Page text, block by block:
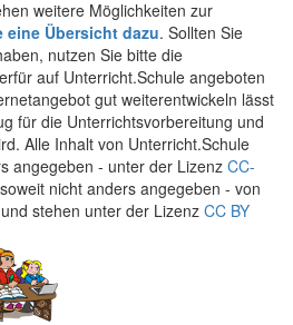
weitere Möglichkeiten zur
eine Übersicht dazu. Sollten Sie
nutzen Sie bitte die
auf Unterricht.Schule angeboten
gut weiterentwickeln lässt
für die Unterrichtsvorbereitung und
Alle Inhalt von Unterricht.Schule
angegeben - unter der Lizenz CC-
nicht anders angegeben - von
stehen unter der Lizenz CC BY